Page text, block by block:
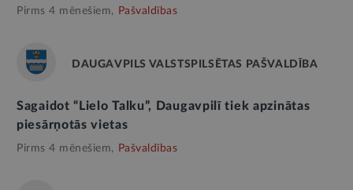
Pirms 4 mēnešiem, Pašvaldības
DAUGAVPILS VALSTSPILSĒTAS PAŠVALDĪBA
Sagaidot “Lielo Talku”, Daugavpilī tiek apzinātas
piesārņotās vietas
Pirms 4 mēnešiem, Pašvaldības